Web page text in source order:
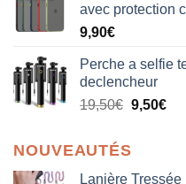
avec protection
9,90€
Perche a selfie
declencheur
19,50€ 9,50€
NOUVEAUTÉS
Lanière